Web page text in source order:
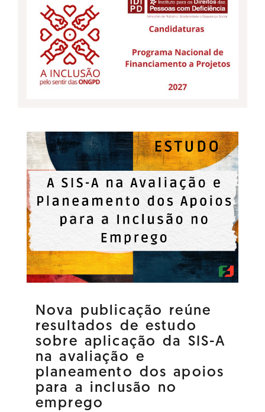
Nova publicação reúne
resultados de estudo
sobre aplicação da SIS-A
na avaliação e
planeamento dos apoios
para a inclusão no
emprego